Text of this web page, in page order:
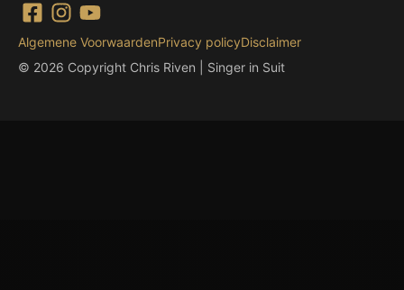
© 2026 Copyright Chris Riven | Singer in Suit
Algemene VoorwaardenPrivacy policyDisclaimer